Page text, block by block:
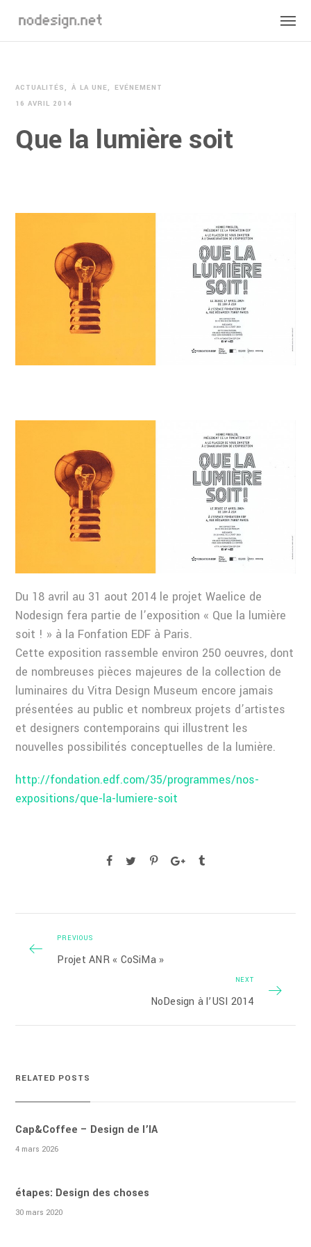
ACTUALITÉS À LA UNE
EVÉNEMENT
16 AVRIL 2014
Que la lumière soit
Du 18 avril au 31 aout 2014 le projet Waelice de
Nodesign fera partie de l’exposition « Que la lumière
soit ! » à la Fonfation EDF à Paris.
Cette exposition rassemble environ 250 oeuvres, dont
de nombreuses pièces majeures de la collection de
luminaires du Vitra Design Museum encore jamais
présentées au public et nombreux projets d’artistes
et designers contemporains qui illustrent les
nouvelles possibilités conceptuelles de la lumière.
http://fondation.edf.com/35/programmes/nos-
expositions/que-la-lumiere-soit
PREVIOUS
Projet ANR « CoSiMa »
NEXT
NoDesign à l’USI 2014
RELATED POSTS
Cap&Coffee – Design de l’IA
4 mars 2026
étapes: Design des choses
30 mars 2020